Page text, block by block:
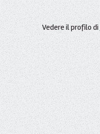
Vedere il profilo di